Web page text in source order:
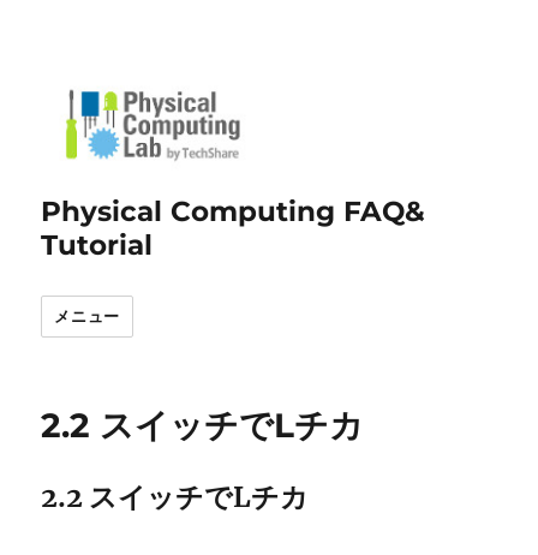
Physical Computing FAQ&
Tutorial
メニュー
2.2 スイッチでLチカ
2.2 スイッチでLチカ